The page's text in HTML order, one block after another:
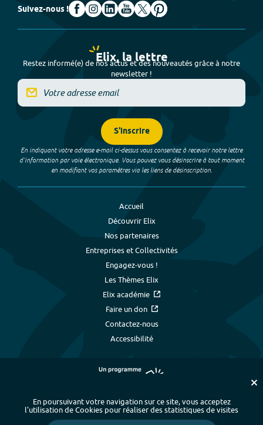
Suivez-nous !
Elix, la lettre
Restez informé(e) de nos actus et des nouveautés grâce à notre
newsletter !
S'inscrire
En indiquant votre adresse e-mail ci-dessus vous consentez à recevoir notre lettre
d’information par voie électronique. Vous pouvez vous désinscrire à tout moment
en modifiant vos paramètres via les liens de désinscription.
Accueil
Découvrir Elix
Nos partenaires
Entreprises et Collectivités
Engagez-vous !
Les Thèmes Elix
Elix académie
Faire un don
Contactez-nous
Accessibilité
Plan du site - Index alphabétique -
En poursuivant votre navigation sur ce site, vous acceptez
l’utilisation de Cookies pour réaliser des statistiques de visites